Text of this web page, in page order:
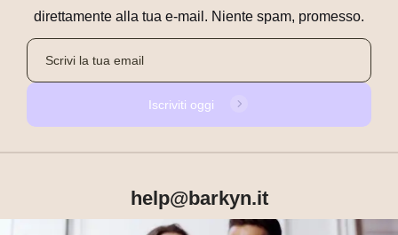
direttamente alla tua e-mail. Niente spam, promesso.
Iscriviti oggi
help@barkyn.it